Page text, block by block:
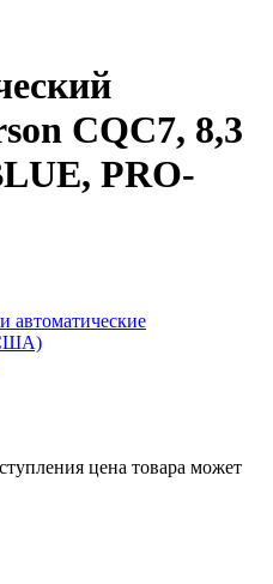
CQC7, 8,3
PRO-
автоматические
цена товара может